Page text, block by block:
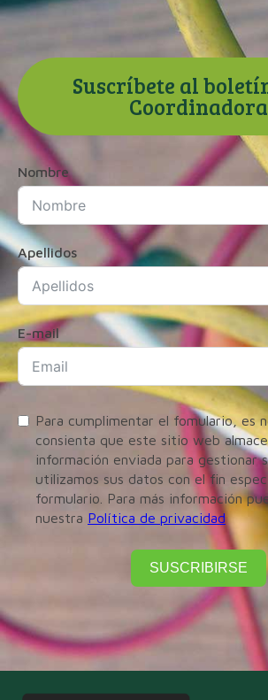
Suscríbete al
Coordinadora
Nombre
Apellidos
E-mail
Para cumplimentar el fomulario, es
consienta que este sitio web
información enviada para gestionar
utilizamos sus datos con el fin
formulario. Para más información
nuestra Política de privacidad
SUSCRIBIRSE